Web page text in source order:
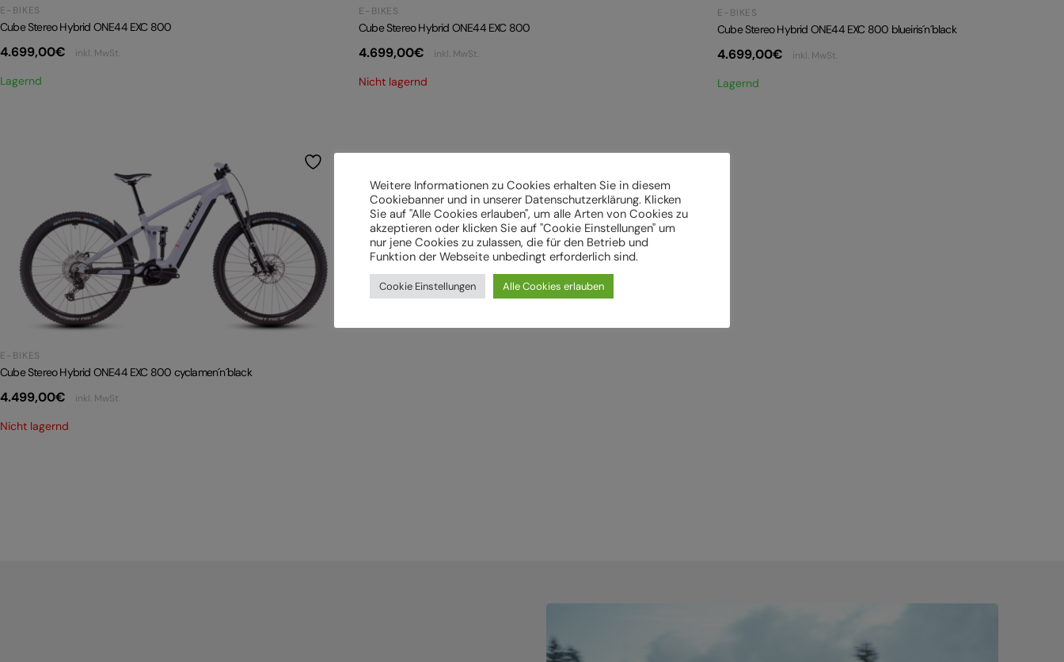
E-BIKES
Cube Stereo Hybrid ONE44 EXC 800
4.699,00€ inkl. MwSt.
Lagernd
E-BIKES
Cube Stereo Hybrid ONE44 EXC 800
4.699,00€ inkl. MwSt.
Nicht lagernd
E-BIKES
Cube Stereo Hybrid ONE44 EXC 800 blueiris´n´black
4.699,00€ inkl. MwSt.
Lagernd
E-BIKES
Cube Stereo Hybrid ONE44 EXC 800 cyclamen´n´black
4.499,00€ inkl. MwSt.
Nicht lagernd
Weitere Informationen zu Cookies erhalten Sie in diesem
Cookiebanner und in unserer Datenschutzerklärung. Klicken
Sie auf "Alle Cookies erlauben", um alle Arten von Cookies zu
akzeptieren oder klicken Sie auf "Cookie Einstellungen" um
nur jene Cookies zu zulassen, die für den Betrieb und
Funktion der Webseite unbedingt erforderlich sind.
Cookie Einstellungen Alle Cookies erlauben